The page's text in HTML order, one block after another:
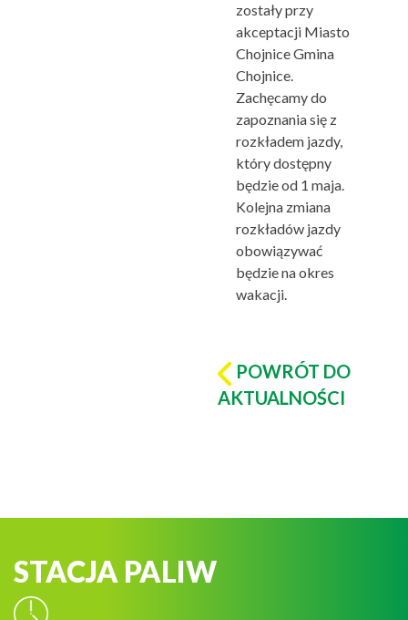
zostały przy
akceptacji Miasto
Chojnice Gmina
Chojnice.
Zachęcamy do
zapoznania się z
rozkładem jazdy,
który dostępny
będzie od 1 maja.
Kolejna zmiana
rozkładów jazdy
obowiązywać
będzie na okres
wakacji.
POWRÓT DO
AKTUALNOŚCI
STACJA PALIW